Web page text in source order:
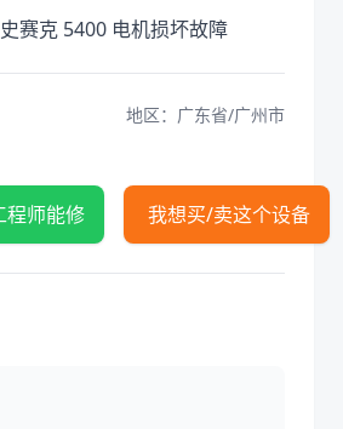
赛克 5400 电机损坏故障
地区：广东省/广州市
程师能修 我想买/卖这个设备